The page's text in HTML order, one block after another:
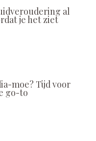
al
je het ziet
moe? Tijd voor
go-to